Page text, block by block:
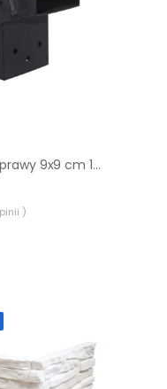
Łącznik narożnik prawy 9x9 cm 105st. 3-końce Suki Plug-in antracyt
)